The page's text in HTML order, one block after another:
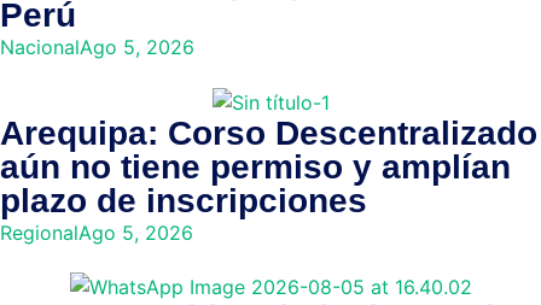
Perú
NacionalAgo 5, 2026
Arequipa: Corso Descentralizado
aún no tiene permiso y amplían
plazo de inscripciones
RegionalAgo 5, 2026